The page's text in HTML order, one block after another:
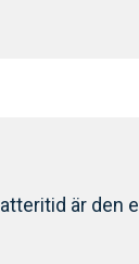
är den